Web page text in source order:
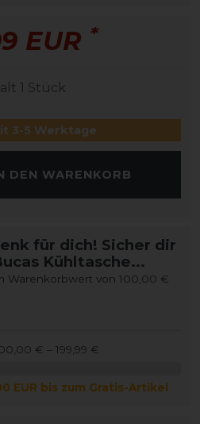
EUR *
1 Stück
3-5 Werktage
DEN WARENKORB
für dich! Sicher dir
Kühltasche...
Warenkorbwert von 100,00 €
€ – 199,99 €
EUR bis zum Gratis-Artikel